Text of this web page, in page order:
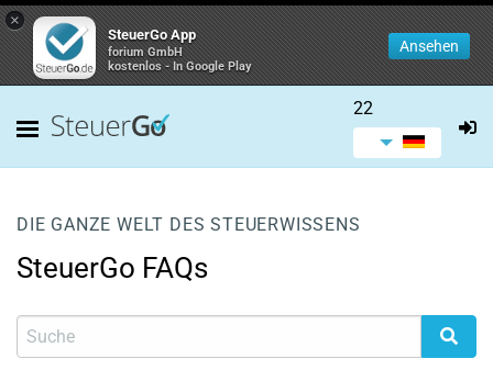
×
SteuerGo App
forium GmbH
kostenlos - In Google Play
Ansehen
22
DIE GANZE WELT DES STEUERWISSENS
SteuerGo FAQs